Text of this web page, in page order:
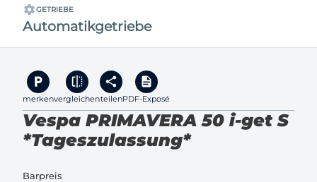
GETRIEBE
Automatikgetriebe
merkenvergleichenteilenPDF-Exposé
Vespa PRIMAVERA 50 i-get S
*Tageszulassung*
Barpreis